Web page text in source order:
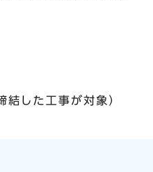
した工事が対象）